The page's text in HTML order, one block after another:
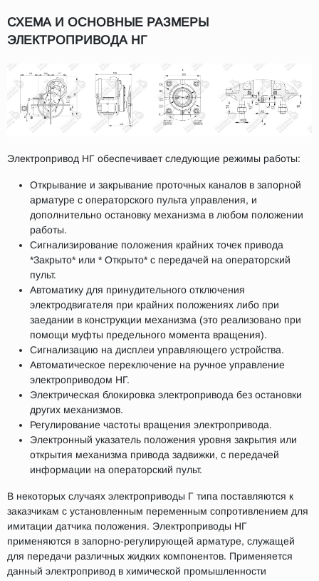
СХЕМА И ОСНОВНЫЕ РАЗМЕРЫ
ЭЛЕКТРОПРИВОДА НГ
Электропривод НГ обеспечивает следующие режимы работы:
Открывание и закрывание проточных каналов в запорной
арматуре с операторского пульта управления, и
дополнительно остановку механизма в любом положении
работы.
Сигнализирование положения крайних точек привода
*Закрыто* или * Открыто* с передачей на операторский
пульт.
Автоматику для принудительного отключения
электродвигателя при крайних положениях либо при
заедании в конструкции механизма (это реализовано при
помощи муфты предельного момента вращения).
Сигнализацию на дисплеи управляющего устройства.
Автоматическое переключение на ручное управление
электроприводом НГ.
Электрическая блокировка электропривода без остановки
других механизмов.
Регулирование частоты вращения электропривода.
Электронный указатель положения уровня закрытия или
открытия механизма привода задвижки, с передачей
информации на операторский пульт.
В некоторых случаях электроприводы Г типа поставляются к
заказчикам с установленным переменным сопротивлением для
имитации датчика положения. Электроприводы НГ
применяются в запорно-регулирующей арматуре, служащей
для передачи различных жидких компонентов. Применяется
данный электропривод в химической промышленности